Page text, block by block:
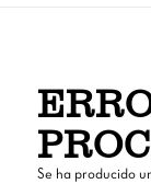
Se ha producido